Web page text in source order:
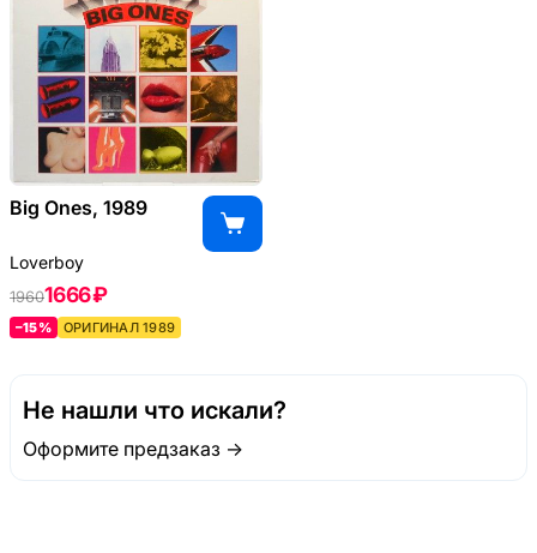
Big Ones, 1989
Loverboy
19601666 ₽
–15% ОРИГИНАЛ 1989
Не нашли что искали?
Оформите предзаказ →